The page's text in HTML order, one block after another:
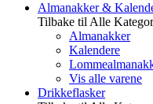
Almanakker &
Tilbake til Alle
Almanakker
Kalendere
Vis alle varene
Drikkeflasker